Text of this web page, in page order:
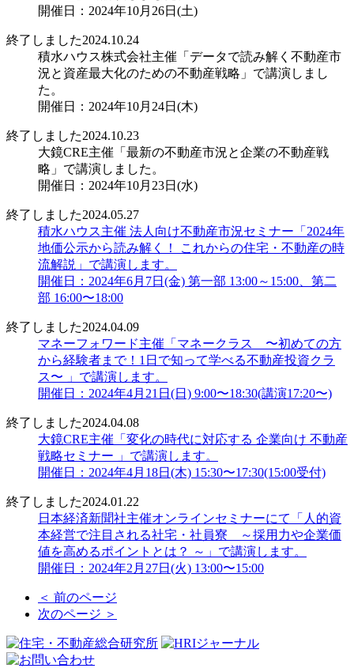
開催日：2024年10月26日(土)
終了しました2024.10.24
積水ハウス株式会社主催「データで読み解く不動産市
況と資産最大化のための不動産戦略」で講演しまし
た。
開催日：2024年10月24日(木)
終了しました2024.10.23
大鏡CRE主催「最新の不動産市況と企業の不動産戦
略」で講演しました。
開催日：2024年10月23日(水)
終了しました2024.05.27
積水ハウス主催 法人向け不動産市況セミナー「2024年
地価公示から読み解く！ これからの住宅・不動産の時
流解説」で講演します。
開催日：2024年6月7日(金) 第一部 13:00～15:00、第二
部 16:00〜18:00
終了しました2024.04.09
マネーフォワード主催「マネークラス 〜初めての方
から経験者まで！1日で知って学べる不動産投資クラ
ス〜 」で講演します。
開催日：2024年4月21日(日) 9:00〜18:30(講演17:20〜)
終了しました2024.04.08
大鏡CRE主催「変化の時代に対応する 企業向け 不動産
戦略セミナー 」で講演します。
開催日：2024年4月18日(木) 15:30〜17:30(15:00受付)
終了しました2024.01.22
日本経済新聞社主催オンラインセミナーにて「人的資
本経営で注目される社宅・社員寮 ～採用力や企業価
値を高めるポイントとは？ ～」で講演します。
開催日：2024年2月27日(火) 13:00〜15:00
＜ 前のページ
次のページ ＞